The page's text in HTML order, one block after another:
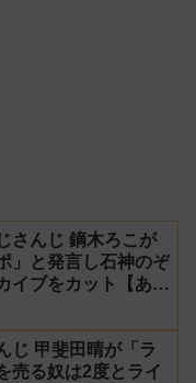
さんじ 鏑木ろこが
」と発言し石神のぞ
イブをカット【あら
じ 甲斐田晴が「ラ
売る奴は2度とライ